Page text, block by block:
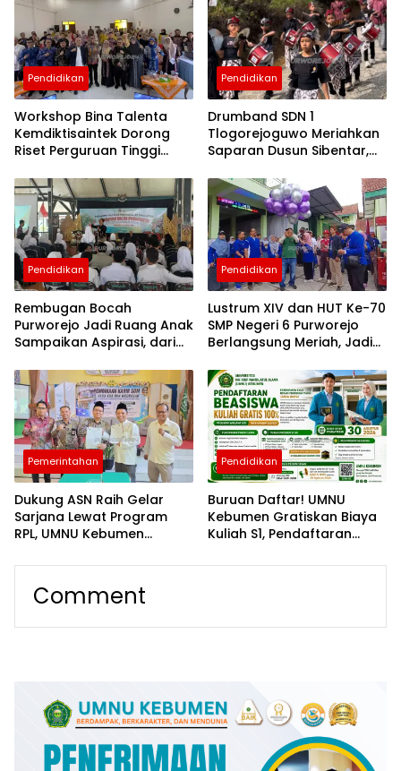
hari ini
Berita
Purworejo
Terkini
berita
terkini
purworejo
Pendidikan
Workshop Bina Talenta
Kemdiktisaintek Dorong
Riset Perguruan Tinggi
Purworejo
Pendidikan
Drumband SDN 1
Tlogorejoguwo Meriahkan
Saparan Dusun Sibentar,
Budaya dan Pendidikan
Karakter
Pendidikan
Rembugan Bocah
Purworejo Jadi Ruang Anak
Sampaikan Aspirasi, dari
Ruang Ramah Anak
Pendidikan
Lustrum XIV dan HUT Ke-70
SMP Negeri 6 Purworejo
Berlangsung Meriah, Jadi
Pendidikan, Karakter, dan
Sinergi Alumni
Pemerintahan
Dukung ASN Raih Gelar
Sarjana Lewat Program
RPL, UMNU Kebumen
Purbalingga Berpredikat
WBK
Pendidikan
Buruan Daftar! UMNU
Kebumen Gratiskan Biaya
Kuliah S1, Pendaftaran
Comment